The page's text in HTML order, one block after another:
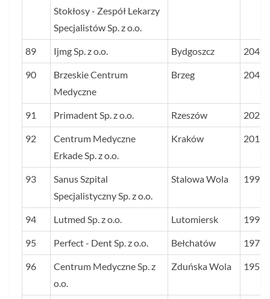
Stokłosy - Zespół Lekarzy
Specjalistów Sp. z o.o.
89 Ijmg Sp. z o.o. Bydgoszcz 204
90
Brzeskie Centrum
Medyczne
Brzeg 204
91 Primadent Sp. z o.o. Rzeszów 202
92
Centrum Medyczne
Erkade Sp. z o.o.
Kraków 201
93
Sanus Szpital
Specjalistyczny Sp. z o.o.
Stalowa Wola 199
94 Lutmed Sp. z o.o. Lutomiersk 199
95 Perfect - Dent Sp. z o.o. Bełchatów 197
96
Centrum Medyczne Sp. z
o.o.
Zduńska Wola 195